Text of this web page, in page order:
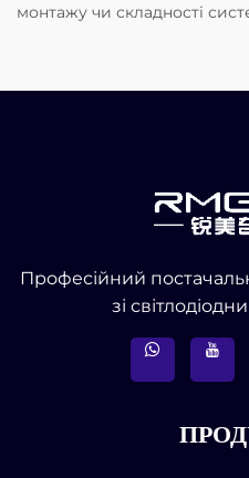
монтажу чи складності
Професійний
зі